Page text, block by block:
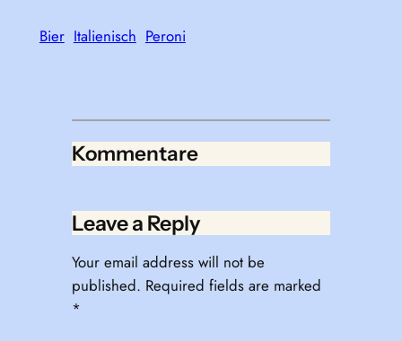
Bier Italienisch Peroni
Kommentare
Leave a Reply
Your email address will not be
published. Required fields are marked
*